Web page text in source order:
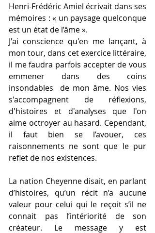
Henri-Frédéric Amiel écrivait dans ses
mémoires : « un paysage quelconque
est un état de l’âme ».
J'ai conscience qu'en me lançant, à
mon tour, dans cet exercice littéraire,
il me faudra parfois accepter de vous
emmener dans des coins
insondables  de mon âme. Nos vies
s'accompagnent de réflexions,
d'histoires et d'analyses que l'on
aime octroyer au hasard. Cependant,
il faut bien se l’avouer, ces
raisonnements ne sont que le pur
reflet de nos existences.
La nation Cheyenne disait, en parlant
d’histoires, qu’un récit n’a aucune
valeur pour celui qui le reçoit s’il ne
connait pas l’intériorité de son
créateur. Le message y est